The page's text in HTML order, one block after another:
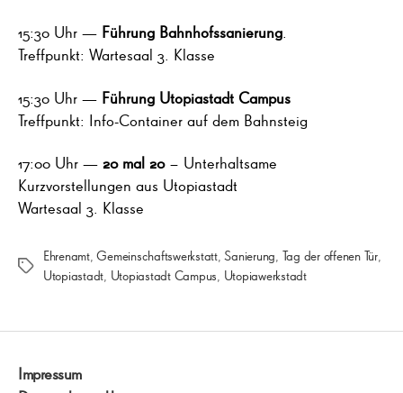
15:30 Uhr — Führung Bahnhofssanierung.
Treffpunkt: Wartesaal 3. Klasse
15:30 Uhr — Führung Utopiastadt Campus
Treffpunkt: Info-Container auf dem Bahnsteig
17:00 Uhr — 20 mal 20– Unterhaltsame
Kurzvorstellungen aus Utopiastadt
Wartesaal 3. Klasse
Schlagwörter
Ehrenamt,Gemeinschaftswerkstatt,Sanierung, Tag der offenen Tür,
Utopiastadt, Utopiastadt Campus, Utopiawerkstadt
Impressum